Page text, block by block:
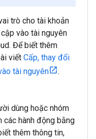
trò cho tài khoản
vào tài nguyên
Để biết thêm
viết Cấp, thay đổi
tài nguyên
.
dùng hoặc nhóm
các hành động bằng
thêm thông tin,